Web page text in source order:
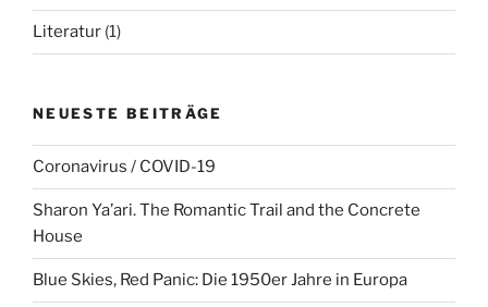
Literatur (1)
NEUESTE BEITRÄGE
Coronavirus / COVID-19
Sharon Ya’ari. The Romantic Trail and the Concrete
House
Blue Skies, Red Panic: Die 1950er Jahre in Europa